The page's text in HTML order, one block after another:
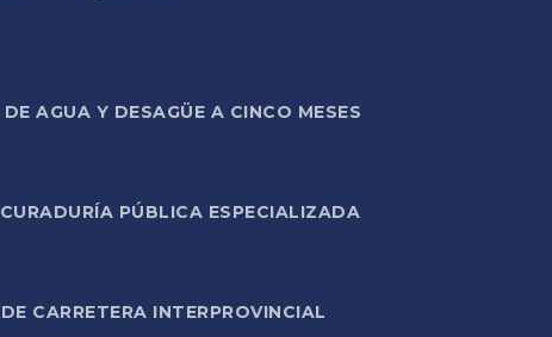
AGUA Y DESAGÜE A CINCO MESES
PÚBLICA ESPECIALIZADA
CARRETERA INTERPROVINCIAL